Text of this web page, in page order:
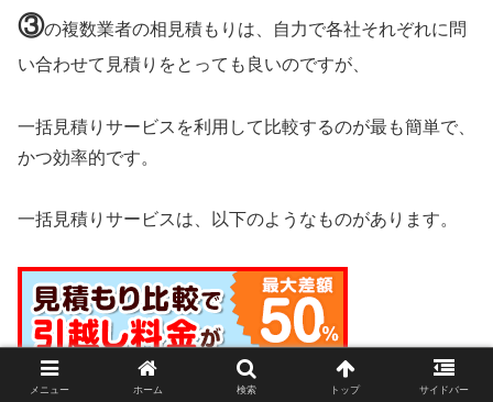
③の複数業者の相見積もりは、自力で各社それぞれに問
い合わせて見積りをとっても良いのですが、
一括見積りサービスを利用して比較するのが最も簡単で、
かつ効率的です。
一括見積りサービスは、以下のようなものがあります。
メニュー ホーム 検索 トップ サイドバー